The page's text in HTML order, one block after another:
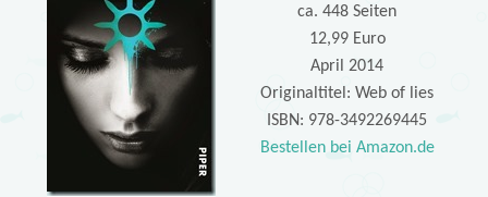
ca. 448 Seiten
12,99 Euro
April 2014
Originaltitel: Web of lies
ISBN: 978-3492269445
Bestellen bei Amazon.de